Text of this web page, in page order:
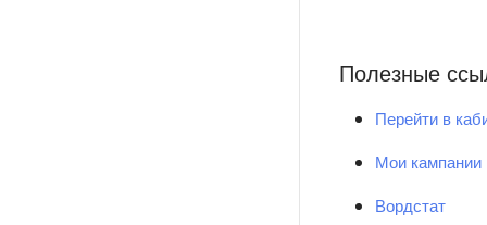
Полезные
Перейти в
Мои кампании
Вордстат